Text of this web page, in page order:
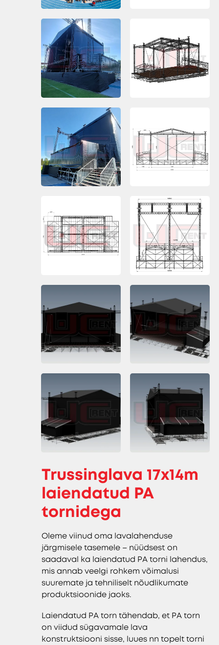
Trussinglava 17x14m
laiendatud PA
tornidega
Oleme viinud oma lavalahenduse
järgmisele tasemele – nüüdsest on
saadaval ka laiendatud PA torni lahendus,
mis annab veelgi rohkem võimalusi
suuremate ja tehniliselt nõudlikumate
produktsioonide jaoks.
Laiendatud PA torn tähendab, et PA torn
on viidud sügavamale lava
konstruktsiooni sisse, luues nn topelt torni